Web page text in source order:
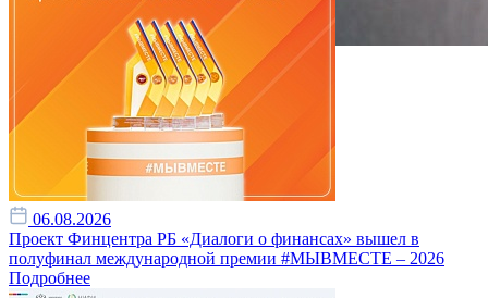
06.08.2026
Проект Финцентра РБ «Диалоги о финансах» вышел в
полуфинал международной премии #МЫВМЕСТЕ – 2026
Подробнее